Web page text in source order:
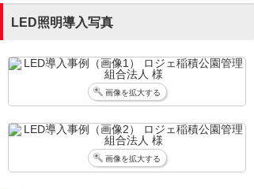
LED照明導入写真
画像を拡大する
画像を拡大する